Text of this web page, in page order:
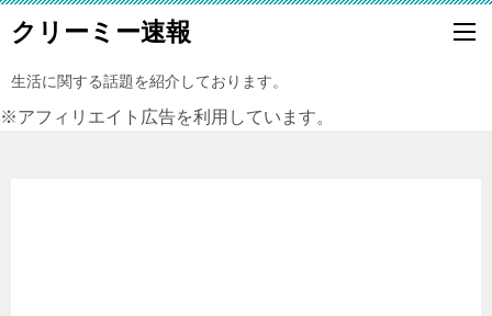
クリーミー速報
生活に関する話題を紹介しております。
※アフィリエイト広告を利用しています。